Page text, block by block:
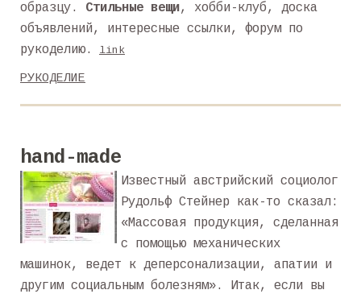
образцу. Стильные вещи, хобби-клуб, доска
объявлений, интересные ссылки, форум по
рукоделию.
link
РУКОДЕЛИЕ
hand-made
Известный австрийский социолог
Рудольф Стейнер как-то сказал:
«Массовая продукция, сделанная
с помощью механических
машинок, ведет к деперсонализации, апатии и
другим социальным болезням». Итак, если вы